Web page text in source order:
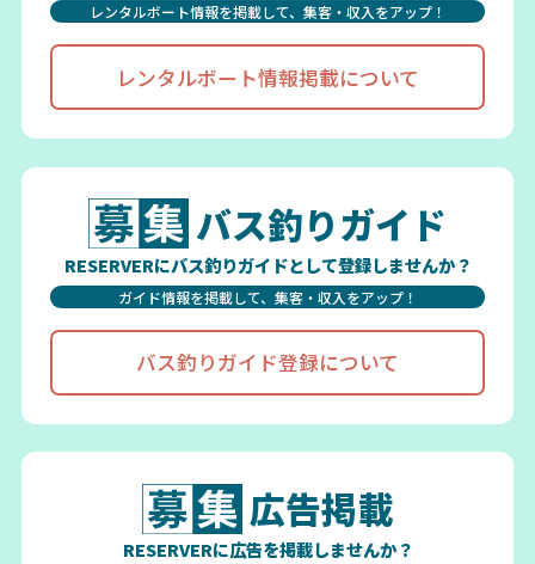
レンタルボート情報を掲載して、集客・収入をアップ！
レンタルボート情報掲載について
バス釣りガイド
RESERVERにバス釣りガイドとして登録しませんか？
ガイド情報を掲載して、集客・収入をアップ！
バス釣りガイド登録について
広告掲載
RESERVERに広告を掲載しませんか？